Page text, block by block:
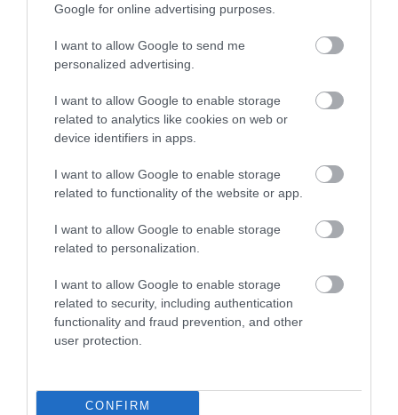
Google for online advertising purposes.
I want to allow Google to send me
personalized advertising.
I want to allow Google to enable storage
related to analytics like cookies on web or
device identifiers in apps.
I want to allow Google to enable storage
related to functionality of the website or app.
I want to allow Google to enable storage
related to personalization.
I want to allow Google to enable storage
related to security, including authentication
functionality and fraud prevention, and other
user protection.
CONFIRM
One Teaspoon And All The Worms In The Body
Die Instantly